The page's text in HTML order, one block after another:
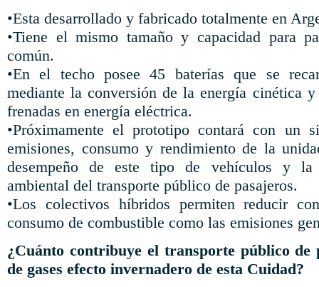
•Esta desarrollado y fabricado totalmente en
•Tiene el mismo tamaño y capacidad para
común.
•En el techo posee 45 baterías que se
mediante la conversión de la energía cinética
frenadas en energía eléctrica.
•Próximamente el prototipo contará con un
emisiones, consumo y rendimiento de la
desempeño de este tipo de vehículos y la
ambiental del transporte público de pasajeros.
•Los colectivos híbridos permiten reducir
consumo de combustible como las emisiones
¿Cuánto contribuye el transporte público de
de gases efecto invernadero de esta Cuidad?